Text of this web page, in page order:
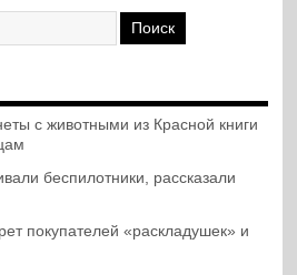
с животными из Красной книги
беспилотники, рассказали
покупателей «раскладушек» и